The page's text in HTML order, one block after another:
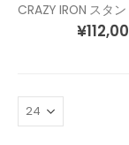
¥